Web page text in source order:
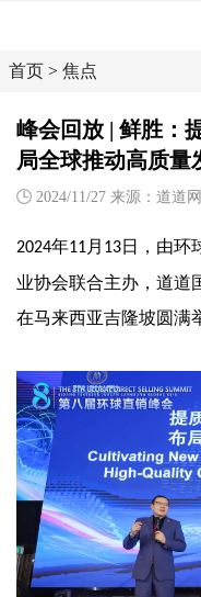
首页 > 焦点
峰会回放 | 鲜胜：
局全球推动高质量
2024/11/27 来源：道道网
2024年11月 13日，由环
业协会联合主办，道道
在马来西亚吉隆坡圆满